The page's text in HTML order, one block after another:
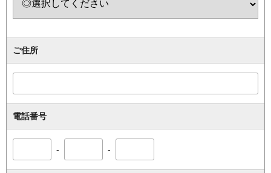
ご住所
電話番号
- -